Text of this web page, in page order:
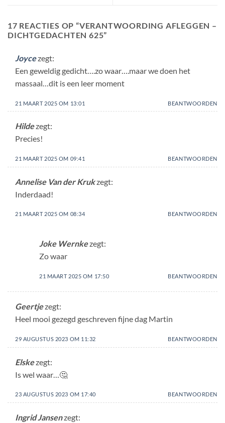
17 REACTIES OP “VERANTWOORDING AFLEGGEN –
DICHTGEDACHTEN 625”
Joycezegt:
Een geweldig gedicht….zo waar….maar we doen het
massaal…dit is een leer moment
21 MAART 2025 OM 13:01 BEANTWOORDEN
Hildezegt:
Precies!
21 MAART 2025 OM 09:41 BEANTWOORDEN
Annelise Van der Krukzegt:
Inderdaad!
21 MAART 2025 OM 08:34 BEANTWOORDEN
Joke Wernkezegt:
Zo waar
21 MAART 2025 OM 17:50 BEANTWOORDEN
Geertjezegt:
Heel mooi gezegd geschreven fijne dag Martin
29 AUGUSTUS 2023 OM 11:32 BEANTWOORDEN
Elskezegt:
Is wel waar…🤔
23 AUGUSTUS 2023 OM 17:40 BEANTWOORDEN
Ingrid Jansenzegt: